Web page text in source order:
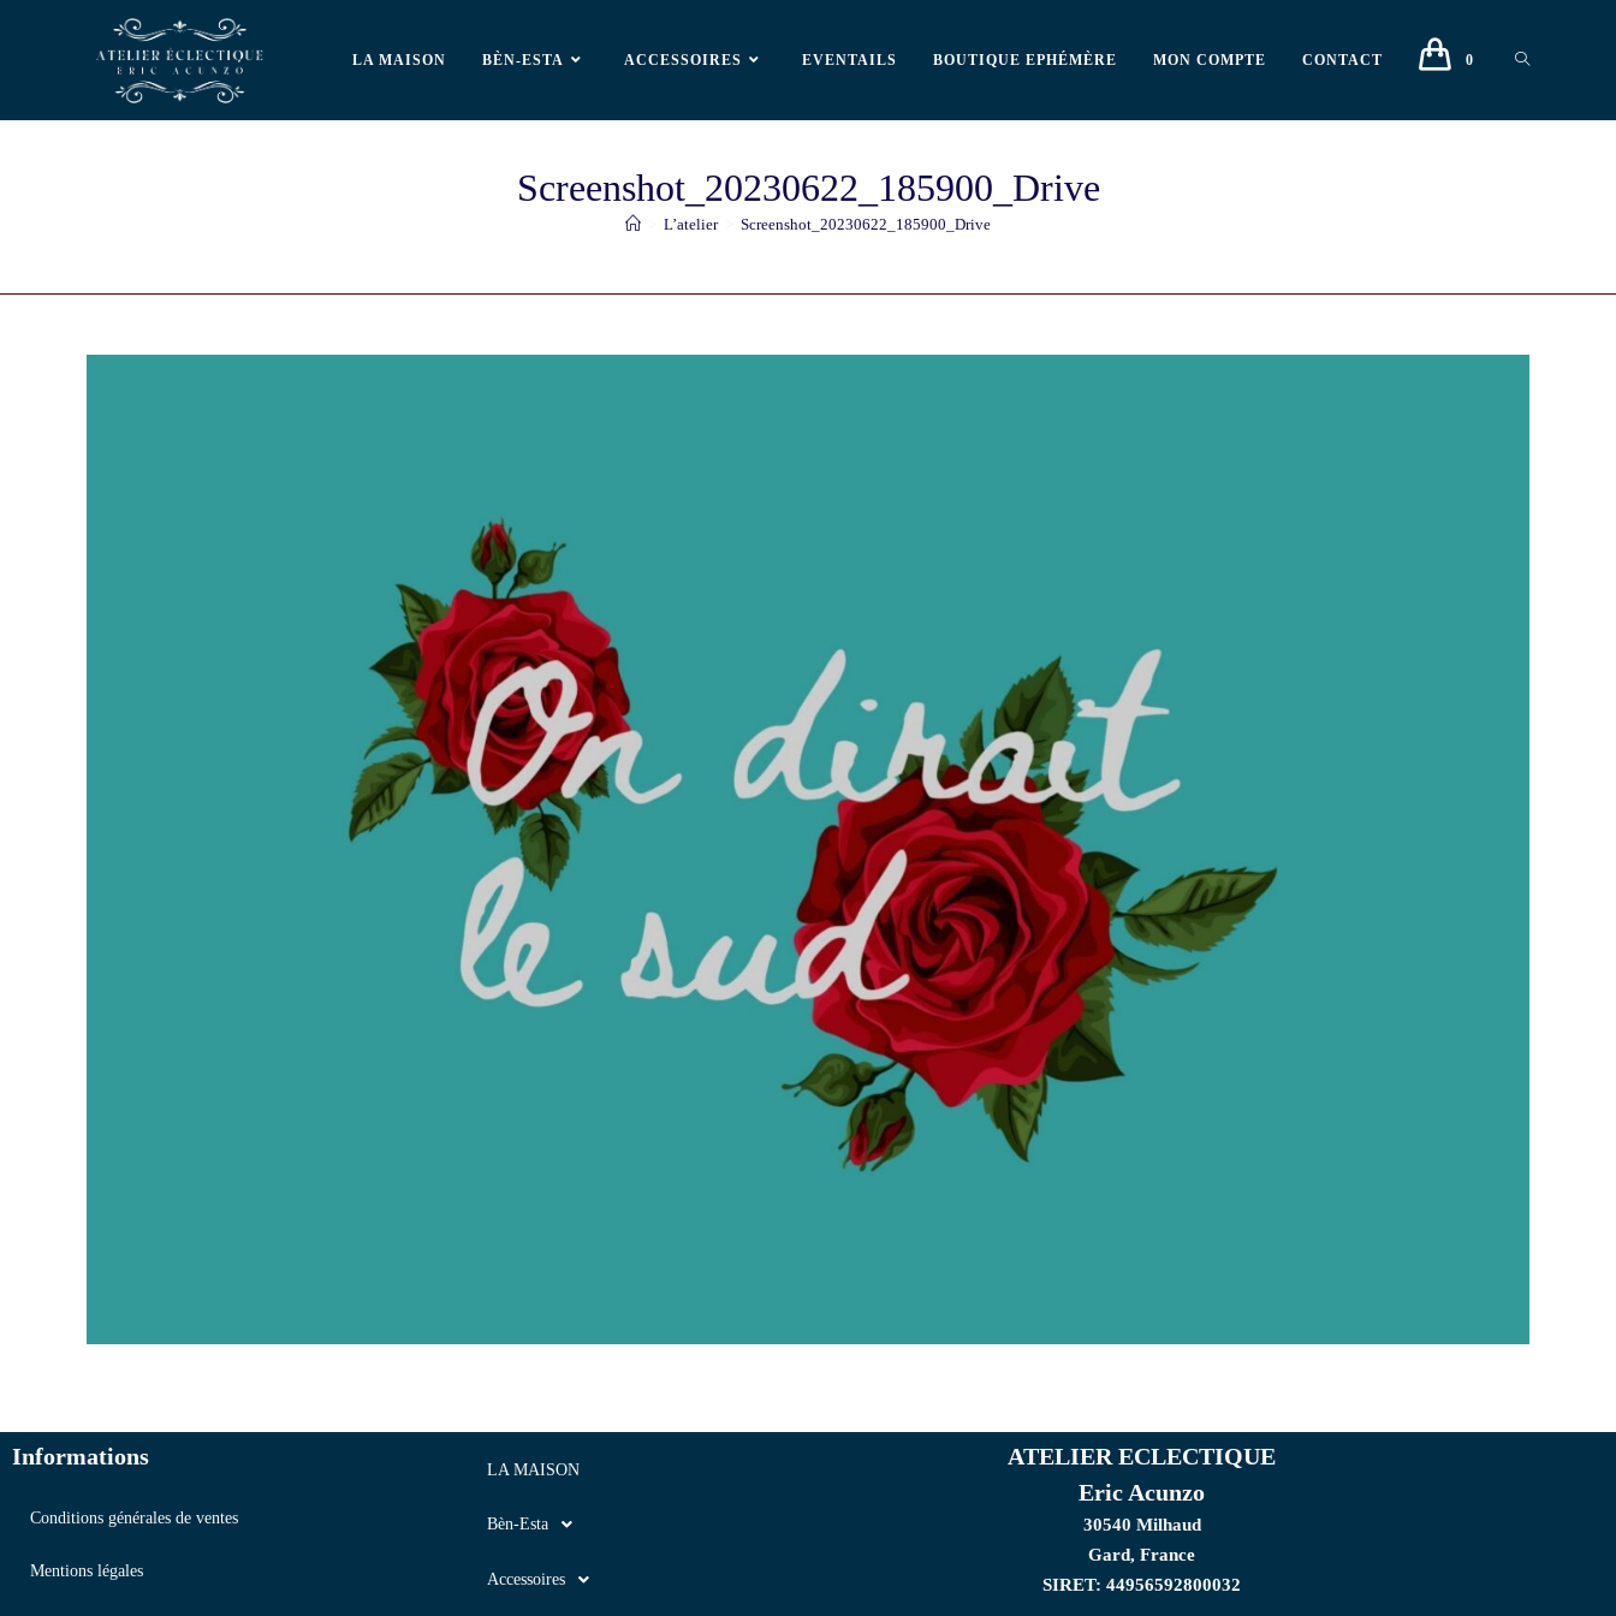
LA MAISON BÈN-ESTA ACCESSOIRES EVENTAILS BOUTIQUE EPHÉMÈRE MON COMPTE CONTACT 0
Screenshot_20230622_185900_Drive
L’atelier Screenshot_20230622_185900_Drive
Informations
Conditions générales de ventes
Mentions légales
LA MAISON
Bèn-Esta
Accessoires
ATELIER ECLECTIQUE
Eric Acunzo
30540 Milhaud
Gard, France
SIRET: 44956592800032